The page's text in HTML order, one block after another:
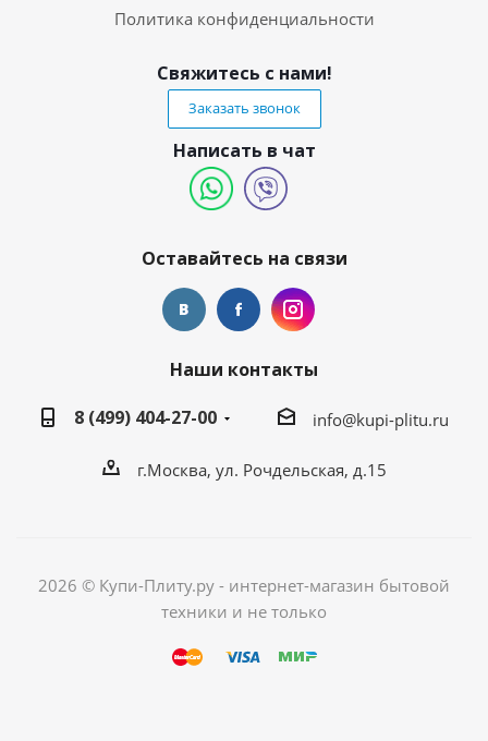
Политика конфиденциальности
Свяжитесь с нами!
Заказать звонок
Написать в чат
Оставайтесь на связи
Наши контакты
8 (499) 404-27-00
info@kupi-plitu.ru
г.Москва, ул. Рочдельская, д.15
2026 © Купи-Плиту.ру - интернет-магазин бытовой
техники и не только